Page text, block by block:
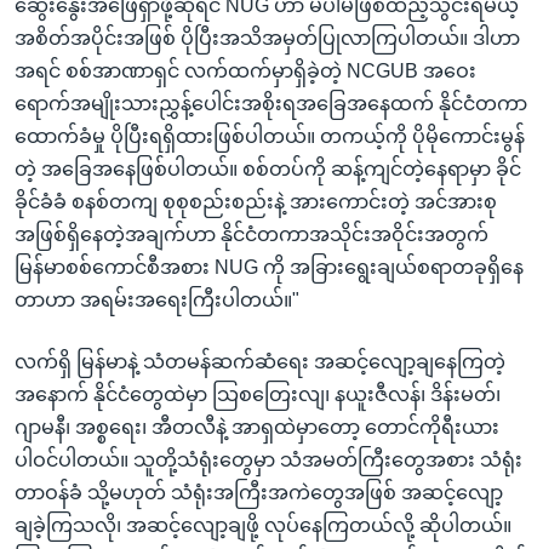
ဆွေးနွေးအဖြေရှာဖို့ဆိုရင် NUG ဟာ မပါမဖြစ်ထည့်သွင်းရမယ့်
အစိတ်အပိုင်းအဖြစ် ပိုပြီးအသိအမှတ်ပြုလာကြပါတယ်။ ဒါဟာ
အရင် စစ်အာဏာရှင် လက်ထက်မှာရှိခဲ့တဲ့ NCGUB အဝေး
ရောက်အမျိုးသားညွှန့်ပေါင်းအစိုးရအခြေအနေထက် နိုင်ငံတကာ
ထောက်ခံမှု ပိုပြီးရရှိထားဖြစ်ပါတယ်။ တကယ့်ကို ပိုမိုကောင်းမွန်
တဲ့ အခြေအနေဖြစ်ပါတယ်။ စစ်တပ်ကို ဆန့်ကျင်တဲ့နေရာမှာ ခိုင်
ခိုင်ခံခံ စနစ်တကျ စုစုစည်းစည်းနဲ့ အားကောင်းတဲ့ အင်အားစု
အဖြစ်ရှိနေတဲ့အချက်ဟာ နိုင်ငံတကာအသိုင်းအဝိုင်းအတွက်
မြန်မာစစ်ကောင်စီအစား NUG ကို အခြားရွေးချယ်စရာတခုရှိနေ
တာဟာ အရမ်းအရေးကြီးပါတယ်။"
လက်ရှိ မြန်မာနဲ့ သံတမန်ဆက်ဆံရေး အဆင့်လျော့ချနေကြတဲ့
အနောက် နိုင်ငံတွေထဲမှာ သြစတြေးလျ၊ နယူးဇီလန်၊ ဒိန်းမတ်၊
ဂျာမနီ၊ အစ္စရေး၊ အီတလီနဲ့ အာရှထဲမှာတော့ တောင်ကိုရီးယား
ပါဝင်ပါတယ်။ သူတို့သံရုံးတွေမှာ သံအမတ်ကြီးတွေအစား သံရုံး
တာဝန်ခံ သို့မဟုတ် သံရုံးအကြီးအကဲတွေအဖြစ် အဆင့်လျော့
ချခဲ့ကြသလို၊ အဆင့်လျော့ချဖို့ လုပ်နေကြတယ်လို့ ဆိုပါတယ်။